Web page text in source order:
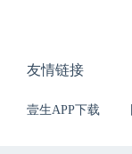
友情链接
壹生APP下载